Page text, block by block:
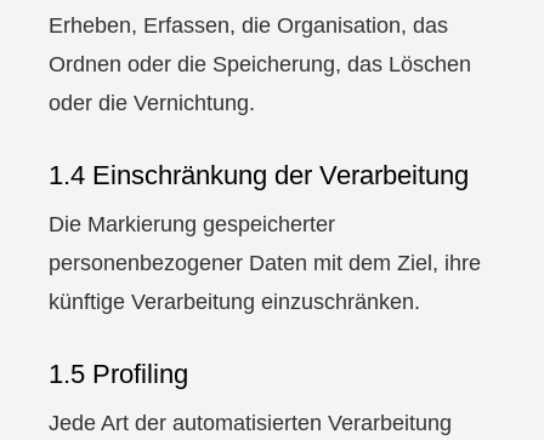
Erheben, Erfassen, die Organisation, das
Ordnen oder die Speicherung, das Löschen
oder die Vernichtung.
1.4 Einschränkung der Verarbeitung
Die Markierung gespeicherter
personenbezogener Daten mit dem Ziel, ihre
künftige Verarbeitung einzuschränken.
1.5 Profiling
Jede Art der automatisierten Verarbeitung